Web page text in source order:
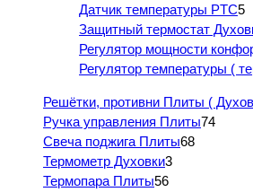
Датчик температуры PTC5
Защитный термостат
Регулятор мощности
Регулятор температуры (
Решётки, противни Плиты (
Ручка управления Плиты74
Свеча поджига Плиты68
Термометр Духовки3
Термопара Плиты56